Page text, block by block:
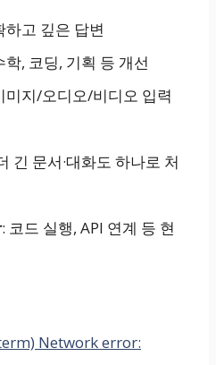
하고 깊은 답변
학, 코딩, 기획 등 개선
미지/오디오/비디오 입력
긴 문서·대화도 하나로 처
: 코드 실행, API 연계 등 현
Network error: